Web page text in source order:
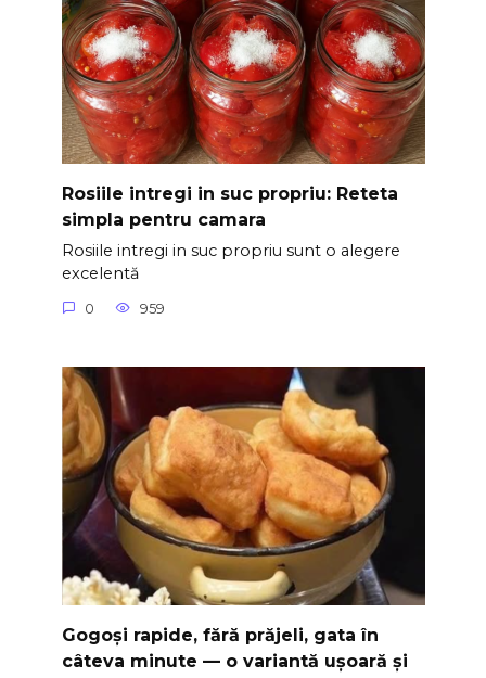
Rosiile intregi in suc propriu: Reteta
simpla pentru camara
Rosiile intregi in suc propriu sunt o alegere
excelentă
0 959
Gogoși rapide, fără prăjeli, gata în
câteva minute — o variantă ușoară și